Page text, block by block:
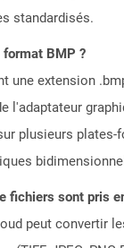
standardisés.
format BMP ?
une extension
l'adaptateur
plusieurs
fichiers sont pris
peut convertir